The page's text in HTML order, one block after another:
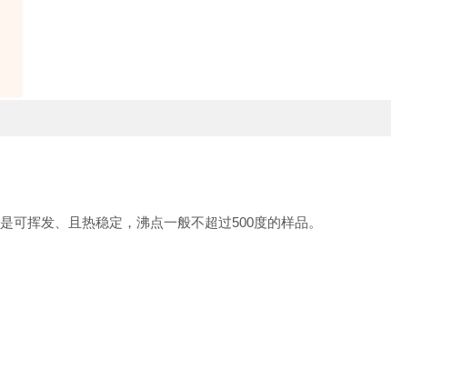
挥发、且热稳定，沸点一般不超过500度的样品。